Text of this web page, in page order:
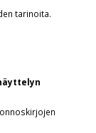
tarinoita.